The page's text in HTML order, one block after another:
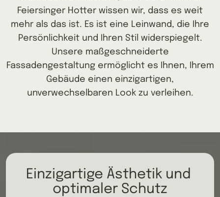
Feiersinger Hotter wissen wir, dass es weit
mehr als das ist. Es ist eine Leinwand, die Ihre
Persönlichkeit und Ihren Stil widerspiegelt.
Unsere maßgeschneiderte
Fassadengestaltung ermöglicht es Ihnen, Ihrem
Gebäude einen einzigartigen,
unverwechselbaren Look zu verleihen.
Einzigartige Ästhetik und
optimaler Schutz